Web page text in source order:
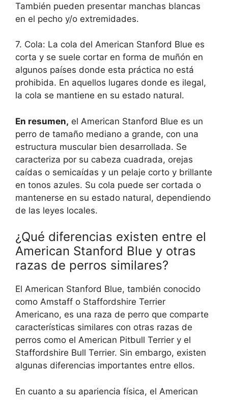
También pueden presentar manchas blancas
en el pecho y/o extremidades.
7. Cola: La cola del American Stanford Blue es
corta y se suele cortar en forma de muñón en
algunos países donde esta práctica no está
prohibida. En aquellos lugares donde es ilegal,
la cola se mantiene en su estado natural.
En resumen, el American Stanford Blue es un
perro de tamaño mediano a grande, con una
estructura muscular bien desarrollada. Se
caracteriza por su cabeza cuadrada, orejas
caídas o semicaídas y un pelaje corto y brillante
en tonos azules. Su cola puede ser cortada o
mantenerse en su estado natural, dependiendo
de las leyes locales.
¿Qué diferencias existen entre el
American Stanford Blue y otras
razas de perros similares?
El American Stanford Blue, también conocido
como Amstaff o Staffordshire Terrier
Americano, es una raza de perro que comparte
características similares con otras razas de
perros como el American Pitbull Terrier y el
Staffordshire Bull Terrier. Sin embargo, existen
algunas diferencias importantes entre ellos.
En cuanto a su apariencia física, el American